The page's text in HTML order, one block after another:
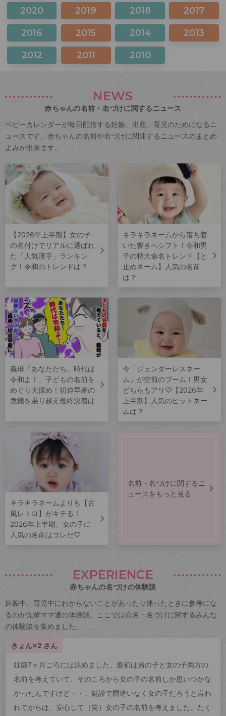
2020 2019 2018 2017
2016 2015 2014 2013
2012 2011 2010
NEWS
赤ちゃんの名前・名づけに関するニュース
ベビーカレンダーが毎日配信する妊娠、出産、育児のためになるニ
ュースです。赤ちゃんの名前や名づけに関連するニュースのまとめ
よみが出来ます。
【2026年上半期】女の子
の名付けでリアルに選ばれ
た「人気漢字」ランキン
グ！令和のトレンドは？
キラキラネームから落ち着
いた響きへシフト！令和男
子の特大命名トレンド【と
止めネーム】人気の名前
は？
義母「あなたたち、時代は
令和よ！」子どもの名前を
めぐり大揉め！切迫早産の
危機を乗り越え最終決着は
今「ジェンダーレスネー
ム」が空前のブーム！男女
どちらもアリ♡【2026年
上半期】人気のヒットネー
ムは？
キラキラネームよりも【古
風レトロ】がキテる！
2026年上半期、女の子に
人気の名前はコレだ♡
名前・名づけに関するニ
ュースをもっと見る
EXPERIENCE
赤ちゃんの名づけの体験談
妊娠中、育児中にわからないことがあったり迷ったときに参考にな
るのが先輩ママ達の体験談。ここでは命名・名づけに関するみんな
の体験談を集めました。
きょん×2 さん
妊娠7ヶ月ごろには決めました。最初は男の子と女の子両方の
名前を考えていて、そのころから女の子の名前しか思いつかな
かったんですけど・・。健診で間違いなく女の子だろうと言わ
れてからは、安心して（笑）女の子の名前を考えました。たく